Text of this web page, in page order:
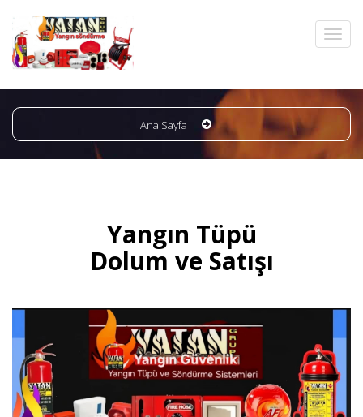
Ana Sayfa
Yangın Tüpü
Dolum ve Satışı